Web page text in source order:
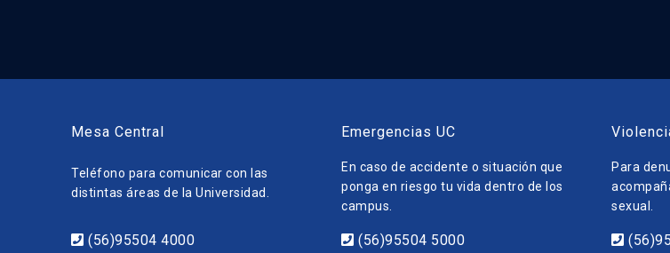
Mesa Central
Teléfono para comunicar con las
distintas áreas de la Universidad.
(56)95504 4000
Emergencias UC
En caso de accidente o situación que
ponga en riesgo tu vida dentro de los
campus.
(56)95504 5000
Para
sexual.